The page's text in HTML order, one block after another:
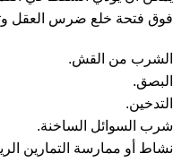
فوق فتحة خلع ضرس العقل
الشرب من القش.
البصق.
التدخين.
شرب السوائل الساخنة.
نشاط أو ممارسة التمارين